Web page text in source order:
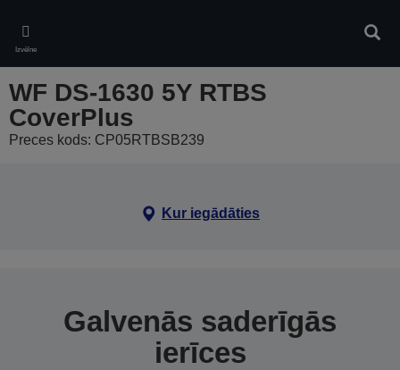
main
content
Izvēlne
WF DS-1630 5Y RTBS
CoverPlus
Preces kods: CP05RTBSB239
Kur iegādāties
Galvenās saderīgās
ierīces